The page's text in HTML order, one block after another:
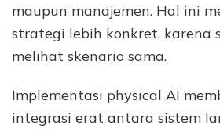
maupun manajemen. Hal ini
strategi lebih konkret, karena
melihat skenario sama.
Implementasi physical AI
integrasi erat antara sistem